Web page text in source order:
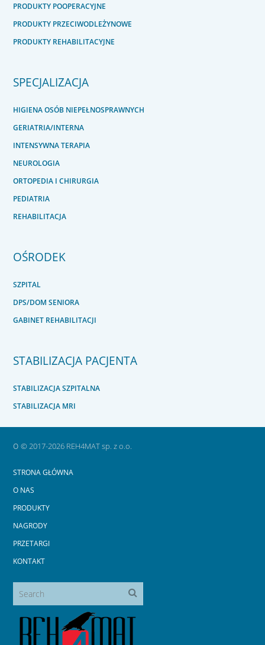
PRODUKTY POOPERACYJNE
PRODUKTY PRZECIWODLEŻYNOWE
PRODUKTY REHABILITACYJNE
SPECJALIZACJA
HIGIENA OSÓB NIEPEŁNOSPRAWNYCH
GERIATRIA/INTERNA
INTENSYWNA TERAPIA
NEUROLOGIA
ORTOPEDIA I CHIRURGIA
PEDIATRIA
REHABILITACJA
OŚRODEK
SZPITAL
DPS/DOM SENIORA
GABINET REHABILITACJI
STABILIZACJA PACJENTA
STABILIZACJA SZPITALNA
STABILIZACJA MRI
o© 2017-2026 REH4MAT sp. z o.o.
STRONA GŁÓWNA
O NAS
PRODUKTY
NAGRODY
PRZETARGI
KONTAKT